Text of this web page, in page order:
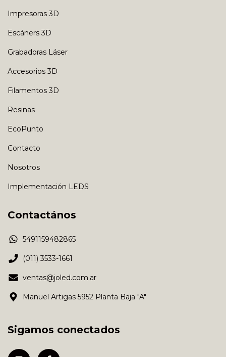
Impresoras 3D
Escáners 3D
Grabadoras Láser
Accesorios 3D
Filamentos 3D
Resinas
EcoPunto
Contacto
Nosotros
Implementación LEDS
Contactános
5491159482865
(011) 3533-1661
ventas@joled.com.ar
Manuel Artigas 5952 Planta Baja "A"
Sigamos conectados